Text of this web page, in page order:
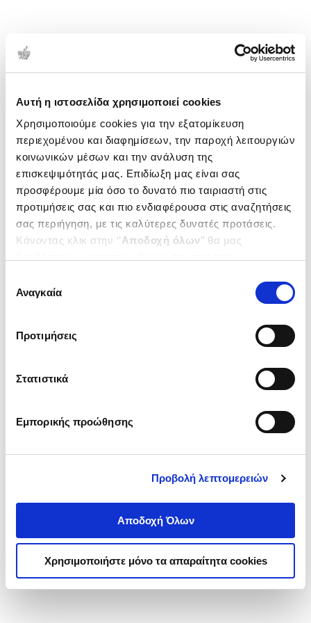
Αυτή η ιστοσελίδα χρησιμοποιεί cookies
Χρησιμοποιούμε cookies για την εξατομίκευση
περιεχομένου και διαφημίσεων, την παροχή λειτουργιών
κοινωνικών μέσων και την ανάλυση της
επισκεψιμότητάς μας. Επιδίωξη μας είναι σας
προσφέρουμε μία όσο το δυνατό πιο ταιριαστή στις
προτιμήσεις σας και πιο ενδιαφέρουσα στις αναζητήσεις
σας περιήγηση, με τις καλύτερες δυνατές προτάσεις.
Κάνοντας κλικ στην ‘’Αποδοχή όλων’’ θα μας
ενδιαφέρουν και να επιλέξετε από τα παρακάτω με την
΄΄και να ενημερωθείτε σχετικά με
συγκατάθεσης
Αναγκαία
Προτιμήσεις
Στατιστικά
Εμπορικής προώθησης
Προβολή λεπτομερειών
Αποδοχή Όλων
Χρησιμοποιήστε μόνο τα απαραίτητα cookies